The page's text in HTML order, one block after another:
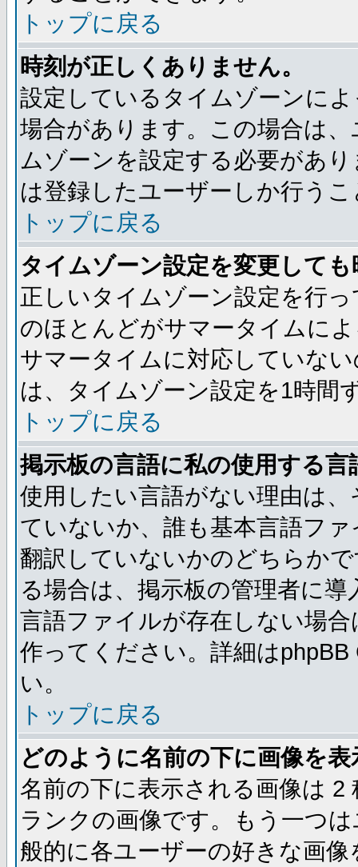
トップに戻る
時刻が正しくありません。
設定しているタイムゾーンに
場合があります。この場合は
ムゾーンを設定する必要があ
は登録したユーザーしか行う
トップに戻る
タイムゾーン設定を変更して
正しいタイムゾーン設定を行
のほとんどがサマータイムに
サマータイムに対応していな
は、タイムゾーン設定を1時間
トップに戻る
掲示板の言語に私の使用する
使用したい言語がない理由は
ていないか、誰も基本言語フ
翻訳していないかのどちらか
る場合は、掲示板の管理者に
言語ファイルが存在しない場
作ってください。詳細は
い。
トップに戻る
どのように名前の下に画像を
名前の下に表示される画像は
ランクの画像です。もう一つ
般的に各ユーザーの好きな画